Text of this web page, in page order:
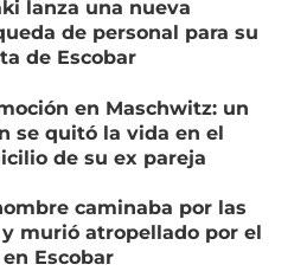
lanza una nueva
de personal para su
de Escobar
en Maschwitz: un
se quitó la vida en el
de su ex pareja
caminaba por las
murió atropellado por el
Escobar